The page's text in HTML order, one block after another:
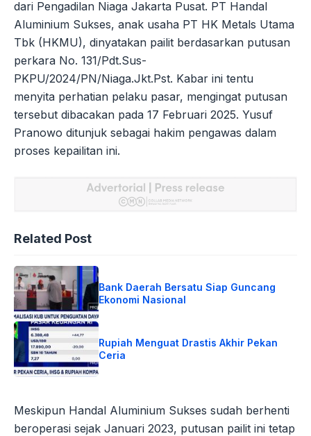
dari Pengadilan Niaga Jakarta Pusat. PT Handal
Aluminium Sukses, anak usaha PT HK Metals Utama
Tbk (HKMU), dinyatakan pailit berdasarkan putusan
perkara No. 131/Pdt.Sus-
PKPU/2024/PN/Niaga.Jkt.Pst. Kabar ini tentu
menyita perhatian pelaku pasar, mengingat putusan
tersebut dibacakan pada 17 Februari 2025. Yusuf
Pranowo ditunjuk sebagai hakim pengawas dalam
proses kepailitan ini.
Related Post
Bank Daerah Bersatu Siap Guncang
Ekonomi Nasional
Rupiah Menguat Drastis Akhir Pekan
Ceria
Meskipun Handal Aluminium Sukses sudah berhenti
beroperasi sejak Januari 2023, putusan pailit ini tetap